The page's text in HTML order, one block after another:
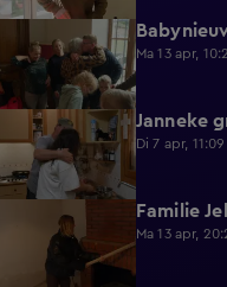
Ma 13 apr,
0:12 Janneke
Di 7 apr, 11:09
Familie
Ma 13 apr,